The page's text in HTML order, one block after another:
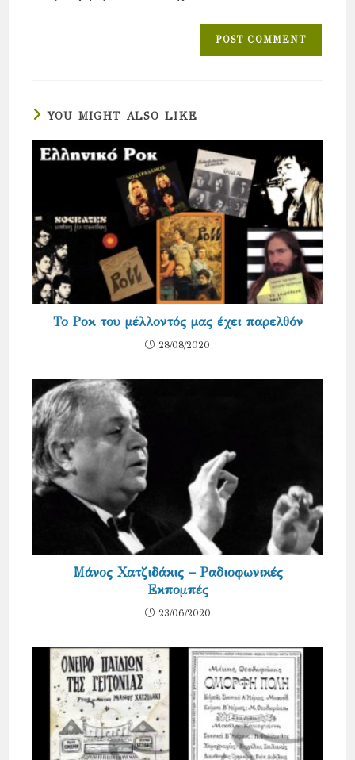
YOU MIGHT ALSO LIKE
Το Ροκ του μέλλοντός μας έχει παρελθόν
28/08/2020
Μάνος Χατζιδάκις – Ραδιοφωνικές
Εκπομπές
23/06/2020